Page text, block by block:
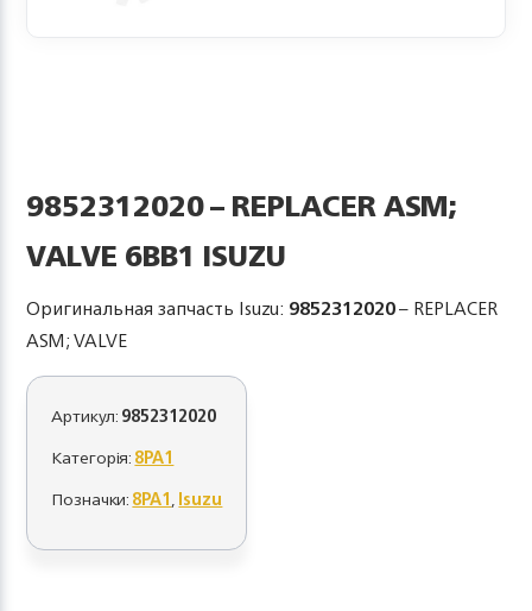
9852312020 – REPLACER ASM;
VALVE 6BB1 ISUZU
Оригинальная запчасть Isuzu: 9852312020– REPLACER
ASM; VALVE
Артикул:9852312020
Категорія:8PA1
Позначки:8PA1,Isuzu